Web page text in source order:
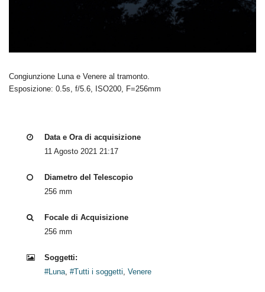
Congiunzione Luna e Venere al tramonto.
Esposizione: 0.5s, f/5.6, ISO200, F=256mm
Data e Ora di acquisizione
11 Agosto 2021 21:17
Diametro del Telescopio
256 mm
Focale di Acquisizione
256 mm
Soggetti:
#Luna #Tutti i soggetti Venere